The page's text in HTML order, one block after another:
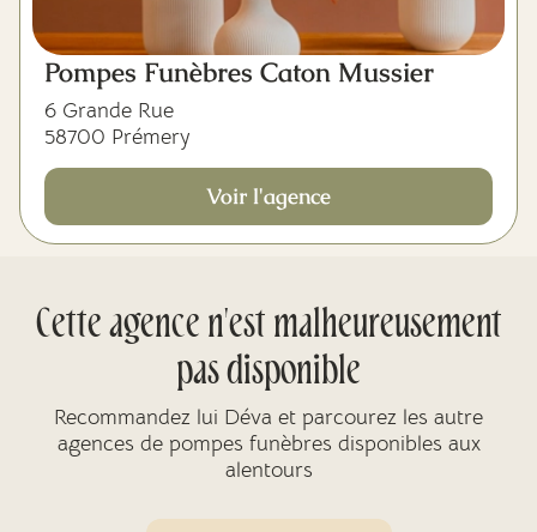
Pompes Funèbres Caton Mussier
6 Grande Rue
58700 Prémery
Voir l'agence
Cette agence n'est malheureusement
pas disponible
Recommandez lui Déva et parcourez les autre
agences de pompes funèbres disponibles aux
alentours